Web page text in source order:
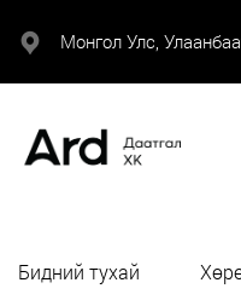
Монгол Улс,
Бидний тухай